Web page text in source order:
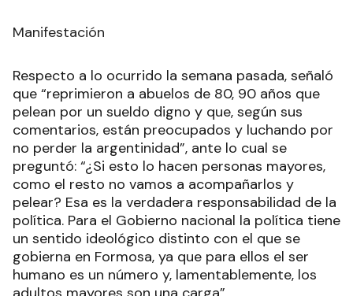
Manifestación
Respecto a lo ocurrido la semana pasada, señaló
que “reprimieron a abuelos de 80, 90 años que
pelean por un sueldo digno y que, según sus
comentarios, están preocupados y luchando por
no perder la argentinidad”, ante lo cual se
preguntó: “¿Si esto lo hacen personas mayores,
como el resto no vamos a acompañarlos y
pelear? Esa es la verdadera responsabilidad de la
política. Para el Gobierno nacional la política tiene
un sentido ideológico distinto con el que se
gobierna en Formosa, ya que para ellos el ser
humano es un número y, lamentablemente, los